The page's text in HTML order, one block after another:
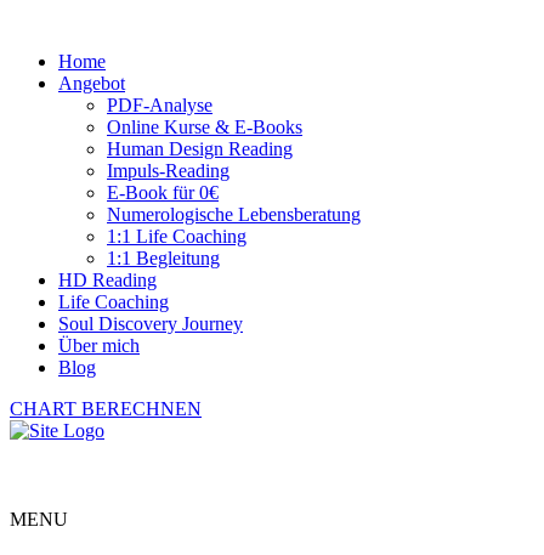
Home
Angebot
PDF-Analyse
Online Kurse & E-Books
Human Design Reading
Impuls-Reading
E-Book für 0€
Numerologische Lebensberatung
1:1 Life Coaching
1:1 Begleitung
HD Reading
Life Coaching
Soul Discovery Journey
Über mich
Blog
CHART BERECHNEN
MENU